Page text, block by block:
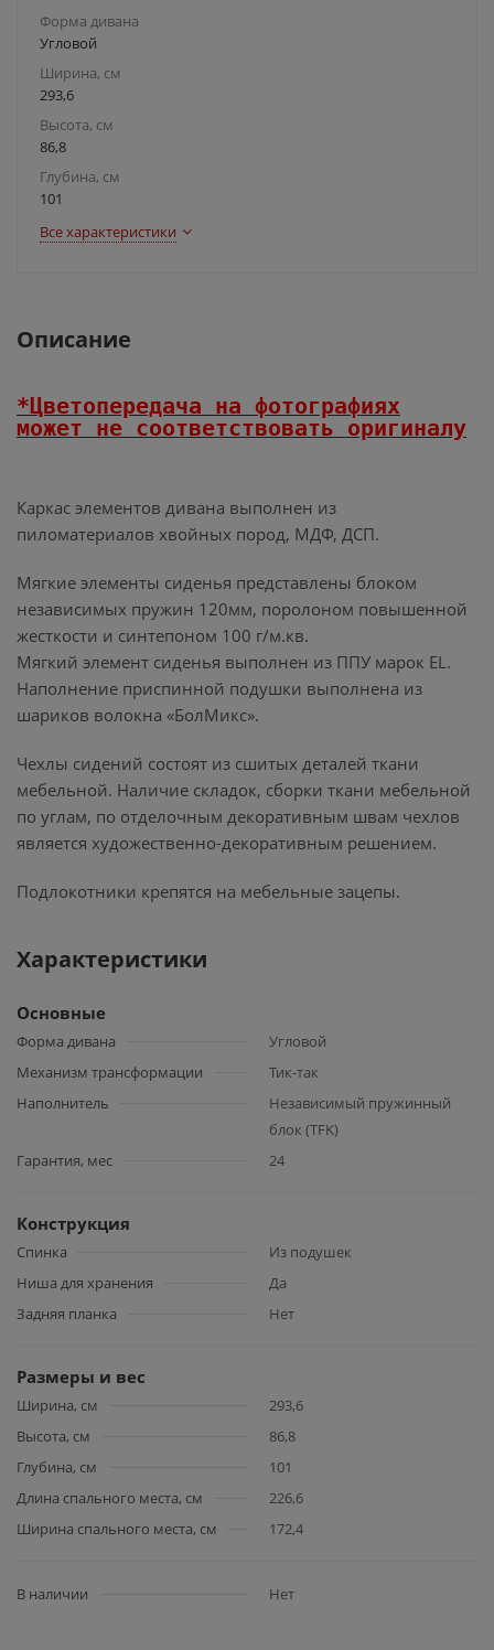
Форма дивана
Угловой
Ширина, см
293,6
Высота, см
86,8
Глубина, см
101
Все характеристики
Описание
*Цветопередача на фотографиях
может не соответствовать оригиналу
Каркас элементов дивана выполнен из
пиломатериалов хвойных пород, МДФ, ДСП.
Мягкие элементы сиденья представлены блоком
независимых пружин 120мм, поролоном повышенной
жесткости и синтепоном 100 г/м.кв.
Мягкий элемент сиденья выполнен из ППУ марок EL.
Наполнение приспинной подушки выполнена из
шариков волокна «БолМикс».
Чехлы сидений состоят из сшитых деталей ткани
мебельной. Наличие складок, сборки ткани мебельной
по углам, по отделочным декоративным швам чехлов
является художественно-декоративным решением.
Подлокотники крепятся на мебельные зацепы.
Характеристики
Основные
Форма дивана
Угловой
Механизм трансформации
Тик-так
Наполнитель
Независимый пружинный
блок (TFK)
Гарантия, мес
24
Конструкция
Спинка
Из подушек
Ниша для хранения
Да
Задняя планка
Нет
Размеры и вес
Ширина, см
293,6
Высота, см
86,8
Глубина, см
101
Длина спального места, см
226,6
Ширина спального места, см
172,4
В наличии Нет